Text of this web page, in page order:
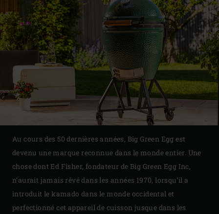
Au cours des 50 dernières années, Big Green Egg est
devenu une marque reconnue dans le monde entier. Une
chose dont Ed Fisher, fondateur de Big Green Egg Inc,
n’aurait jamais rêvé dans les années 1970, lorsqu’il a
introduit le kamado dans le monde occidental et
perfectionné cet appareil de cuisson jusque dans les